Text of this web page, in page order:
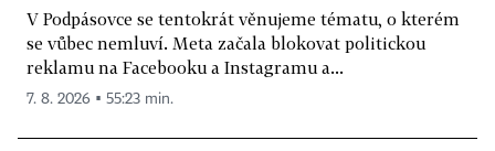
V Podpásovce se tentokrát věnujeme tématu, o kterém
se vůbec nemluví. Meta začala blokovat politickou
reklamu na Facebooku a Instagramu a...
7. 8. 2026 ▪ 55:23 min.